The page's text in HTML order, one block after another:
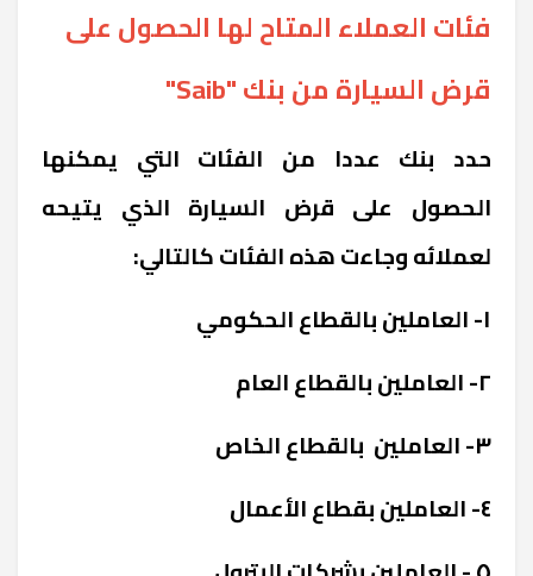
فئات العملاء المتاح لها الحصول على
قرض السيارة من بنك "Saib"
حدد بنك عددا من الفئات التي يمكنها
الحصول على قرض السيارة الذي يتيحه
لعملائه وجاءت هذه الفئات كالتالي:
١- العاملين بالقطاع الحكومي
٢- العاملين بالقطاع العام
٣- العاملين بالقطاع الخاص
٤- العاملين بقطاع الأعمال